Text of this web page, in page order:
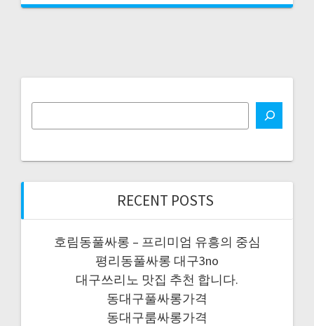
RECENT POSTS
호림동풀싸롱 – 프리미엄 유흥의 중심
평리동풀싸롱 대구3no
대구쓰리노 맛집 추천 합니다.
동대구풀싸롱가격
동대구룸싸롱가격